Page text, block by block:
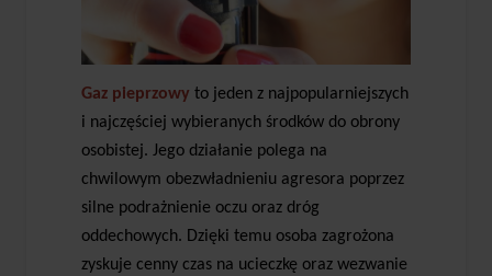
Gaz pieprzowy to jeden z najpopularniejszych
i najczęściej wybieranych środków do obrony
osobistej. Jego działanie polega na
chwilowym obezwładnieniu agresora poprzez
silne podrażnienie oczu oraz dróg
oddechowych. Dzięki temu osoba zagrożona
zyskuje cenny czas na ucieczkę oraz wezwanie